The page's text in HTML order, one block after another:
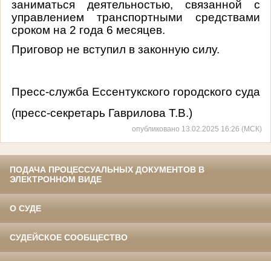
заниматься деятельностью, связанной с
управлением транспортными средствами
сроком на 2 года 6 месяцев.
Приговор не вступил в законную силу.
Пресс-служба Ессентукского городского суда
(пресс-секретарь Гаврилова Т.В.)
опубликовано 13.02.2025 16:26 (МСК)
ПОДАЧА ПРОЦЕССУАЛЬНЫХ ДОКУМЕНТОВ В
ЭЛЕКТРОННОМ ВИДЕ
О СУДЕ
СУДЕЙСКОЕ СООБЩЕСТВО